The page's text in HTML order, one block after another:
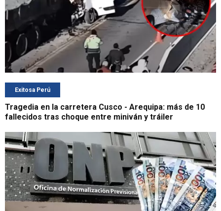
Exitosa Perú
Tragedia en la carretera Cusco - Arequipa: más de 10
fallecidos tras choque entre miniván y tráiler